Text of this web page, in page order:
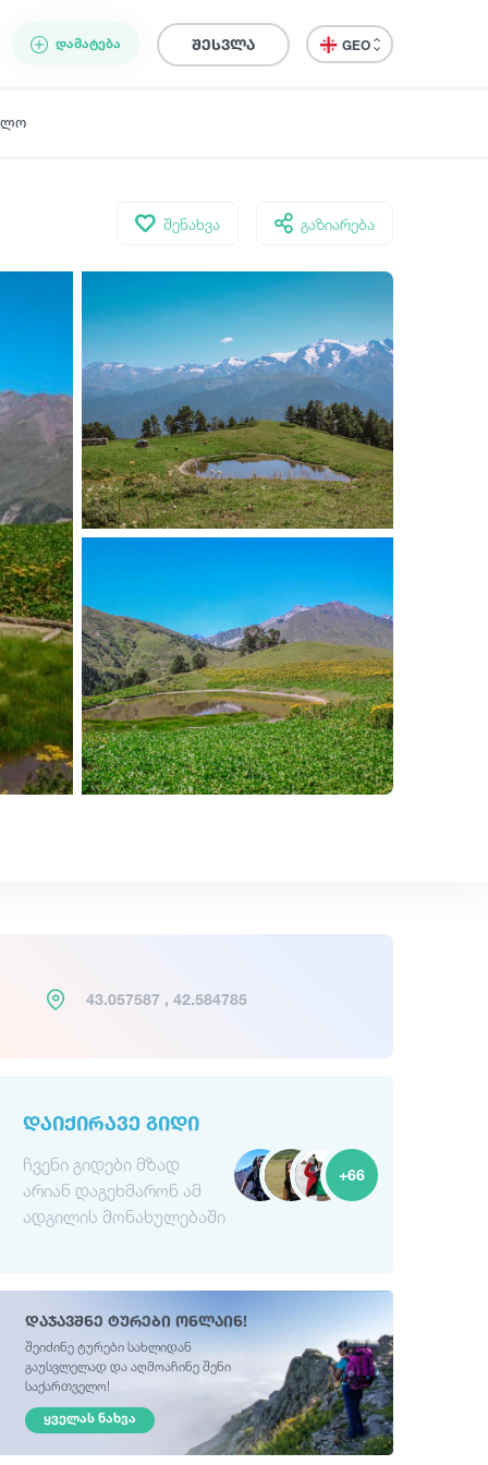
ᲓᲐᲛᲐᲢᲔᲑᲐ შესვლა GEO
შენახვა გაზიარება
43.057587 , 42.584785
ᲓᲐᲘᲥᲘᲠᲐᲕᲔ ᲒᲘᲓᲘ
ჩვენი გიდები მზად
არიან დაგეხმარონ ამ
ადგილის მონახულებაში
+66
დაჯავშნე ტურები ონლაინ!
შეიძინე ტურები სახლიდან
გაუსვლელად და აღმოაჩინე შენი
საქართველო!
ᲧᲕᲔᲚᲐᲡ ᲜᲐᲮᲕᲐ